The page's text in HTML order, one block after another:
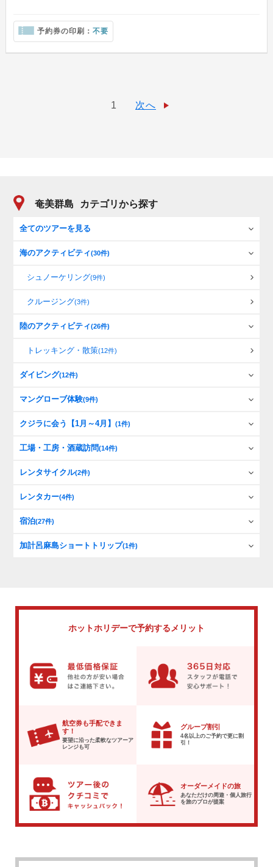
予約券の印刷： 不要
1 次へ
奄美群島 カテゴリから探す
全てのツアーを見る
海のアクティビティ(30件)
シュノーケリング(9件)
クルージング(3件)
陸のアクティビティ(26件)
トレッキング・散策(12件)
ダイビング(12件)
マングローブ体験(9件)
クジラに会う【1月～4月】(1件)
工場・工房・酒蔵訪問(14件)
レンタサイクル(2件)
レンタカー(4件)
宿泊(27件)
加計呂麻島ショートトリップ(1件)
ホットホリデーで予約するメリット
航空券も手配できま
す！
要望に沿った柔軟なツアーア
レンジも可
グループ割引
4名以上のご予約で更に割
引！
オーダーメイドの旅
あなただけの周遊・個人旅行
を旅のプロが提案